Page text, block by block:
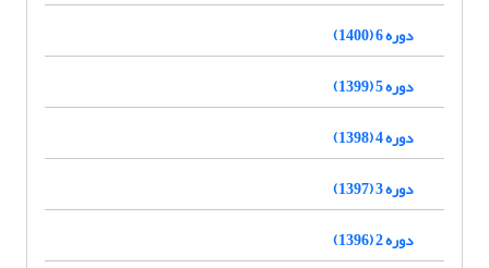
دوره 6 (1400)
دوره 5 (1399)
دوره 4 (1398)
دوره 3 (1397)
دوره 2 (1396)